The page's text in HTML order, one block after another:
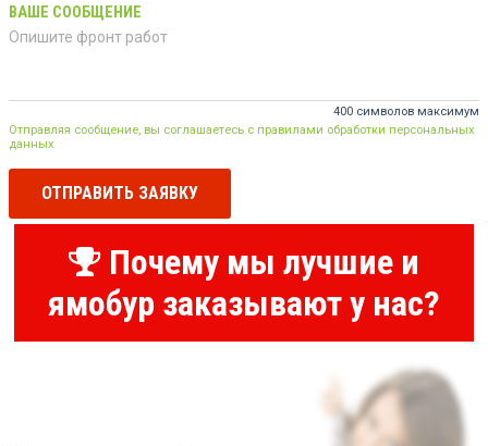
ВАШЕ СООБЩЕНИЕ
400 символов максимум
Отправляя сообщение, вы соглашаетесь с правилами обработки персональных
данных
ОТПРАВИТЬ ЗАЯВКУ
Почему мы лучшие и
ямобур заказывают у нас?